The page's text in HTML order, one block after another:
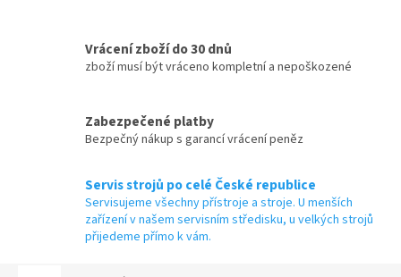
Vrácení zboží do 30 dnů
zboží musí být vráceno kompletní a nepoškozené
Zabezpečené platby
Bezpečný nákup s garancí vrácení peněz
Servis strojů po celé České republice
Servisujeme všechny přístroje a stroje. U menších
zařízení v našem servisním středisku, u velkých strojů
přijedeme přímo k vám.